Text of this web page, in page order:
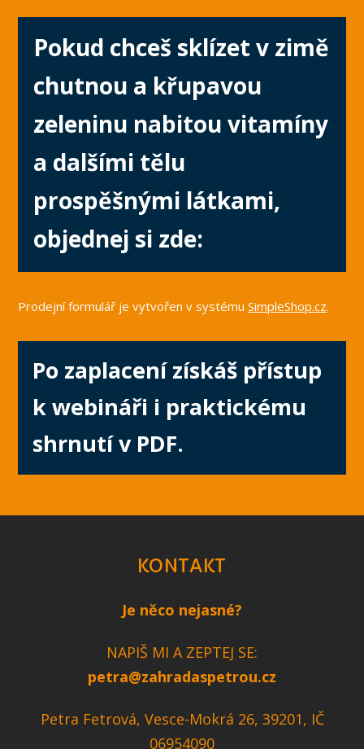
Pokud chceš sklízet v zimě
chutnou a křupavou
zeleninu nabitou vitamíny
a dalšími tělu
prospěšnými látkami,
objednej si zde:
Prodejní formulář je vytvořen v systémuSimpleShop.cz.
Po zaplacení získáš přístup
k webináři i praktickému
shrnutí v PDF.
KONTAKT
Je něco nejasné?
NAPIŠ MI A ZEPTEJ SE:
petra@zahradaspetrou.cz
Petra Fetrová, Vesce-Mokrá 26, 39201, IČ
06954090